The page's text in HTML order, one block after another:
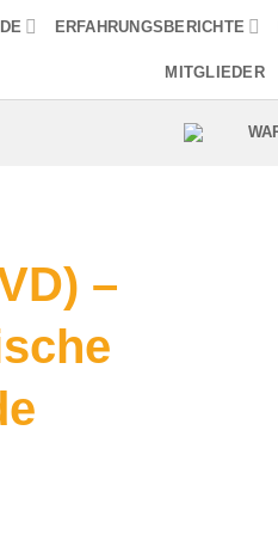
ERFAHRUNGSBERICHTE
MITGLIEDER
–